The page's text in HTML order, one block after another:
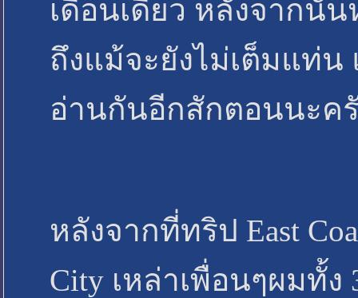
เดือนเดียว หลังจากนั้
ถึงแม้จะยังไม่เต็มแท่
อ่านกันอีกสักตอนนะค
หลังจากที่ทริป East
City เหล่าเพื่อนๆผมทั้